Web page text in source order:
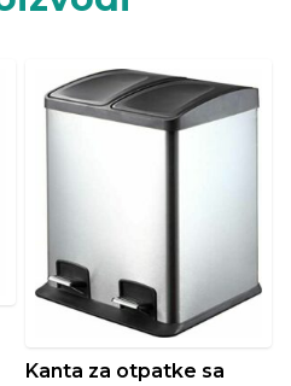
Kanta za otpatke sa